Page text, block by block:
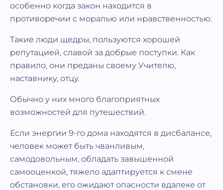
особенно когда закон находится в
противоречии с моралью или нравственностью.
Такие люди щедры, пользуются хорошей
репутацией, славой за добрые поступки. Как
правило, они преданы своему Учителю,
наставнику, отцу.
Обычно у них много благоприятных
возможностей для путешествий.
Если энергии 9-го дома находятся в дисбалансе,
человек может быть чванливым,
самодовольным, обладать завышенной
самооценкой, тяжело адаптируется к смене
обстановки, его ожидают опасности вдалеке от